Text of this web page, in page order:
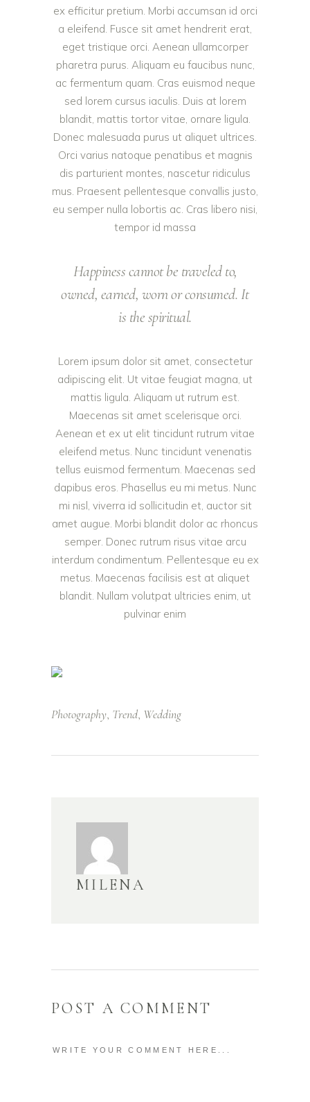
ex efficitur pretium. Morbi accumsan id orci
a eleifend. Fusce sit amet hendrerit erat,
eget tristique orci. Aenean ullamcorper
pharetra purus. Aliquam eu faucibus nunc,
ac fermentum quam. Cras euismod neque
sed lorem cursus iaculis. Duis at lorem
blandit, mattis tortor vitae, ornare ligula.
Donec malesuada purus ut aliquet ultrices.
Orci varius natoque penatibus et magnis
dis parturient montes, nascetur ridiculus
mus. Praesent pellentesque convallis justo,
eu semper nulla lobortis ac. Cras libero nisi,
tempor id massa
Happiness cannot be traveled to,
owned, earned, worn or consumed. It
is the spiritual.
Lorem ipsum dolor sit amet, consectetur
adipiscing elit. Ut vitae feugiat magna, ut
mattis ligula. Aliquam ut rutrum est.
Maecenas sit amet scelerisque orci.
Aenean et ex ut elit tincidunt rutrum vitae
eleifend metus. Nunc tincidunt venenatis
tellus euismod fermentum. Maecenas sed
dapibus eros. Phasellus eu mi metus. Nunc
mi nisl, viverra id sollicitudin et, auctor sit
amet augue. Morbi blandit dolor ac rhoncus
semper. Donec rutrum risus vitae arcu
interdum condimentum. Pellentesque eu ex
metus. Maecenas facilisis est at aliquet
blandit. Nullam volutpat ultricies enim, ut
pulvinar enim
Photography, Trend, Wedding
MILENA
POST A COMMENT